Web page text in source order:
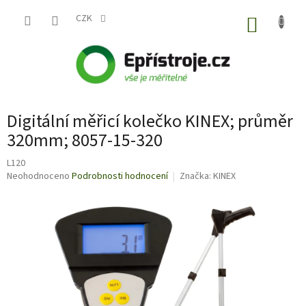
CZK
Digitální měřicí kolečko KINEX; průměr
320mm; 8057-15-320
L120
Průměrné
Neohodnoceno Podrobnosti hodnocení Značka: KINEX